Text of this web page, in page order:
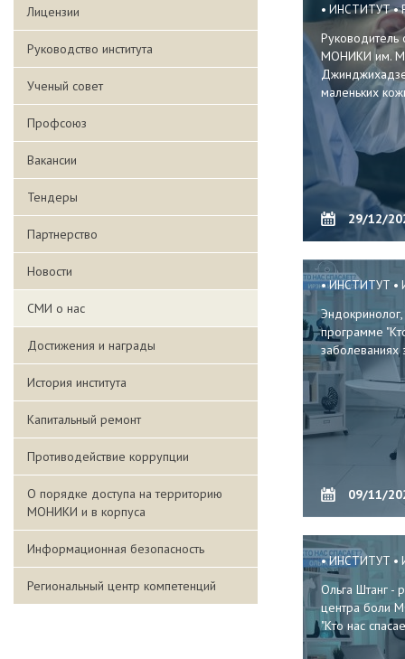
Лицензии
Руководство института
Ученый совет
Профсоюз
Вакансии
Тендеры
Партнерство
Новости
СМИ о нас
Достижения и награды
История института
Капитальный ремонт
Противодействие коррупции
О порядке доступа на территорию
МОНИКИ и в корпуса
Информационная безопасность
Региональный центр компетенций
ИНСТИТУТ
МОНИКИ им.
маленьких
29/12/
ИНСТИТУТ
программе
заболеваниях
09/11/
ИНСТИТУТ
Ольга Штанг -
центра боли
"Кто нас
СТРАНИЦЫ